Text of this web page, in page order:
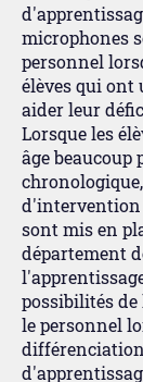
microphones
personnel
élèves qui ont
aider leur
Lorsque les
âge beaucoup
d'intervention
sont mis en
département
possibilités de
le personnel